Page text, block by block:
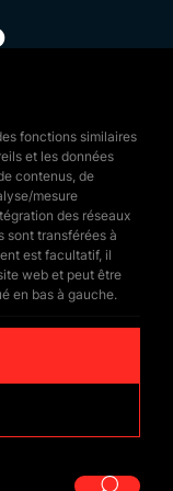
présidentiels,
syriens est
et les
nombre de
rapidement
qualité. Les
lors
institutions
de tissus
Asfaltı
NO: 1
fonctions similaires
et les données
contenus, de
mesure
des réseaux
sont transférées à
est facultatif, il
web et peut être
en bas à gauche.